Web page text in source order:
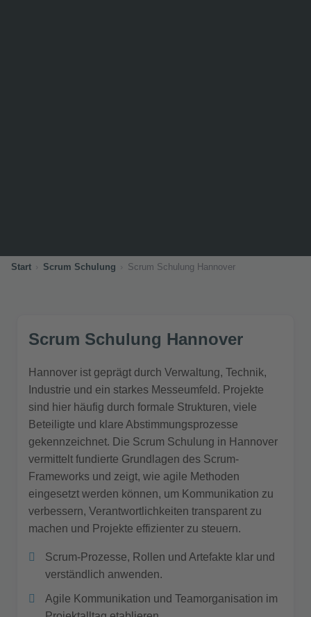
Start Scrum Schulung Scrum Schulung Hannover
Scrum Schulung Hannover
Hannover ist geprägt durch Verwaltung, Technik,
Industrie und ein starkes Messeumfeld. Projekte
sind hier häufig durch formale Strukturen, viele
Beteiligte und klare Abstimmungsprozesse
gekennzeichnet. Die Scrum Schulung in Hannover
vermittelt fundierte Grundlagen des Scrum-
Frameworks und zeigt, wie agile Methoden
eingesetzt werden können, um Kommunikation zu
verbessern, Verantwortlichkeiten transparent zu
machen und Projekte effizienter zu steuern.
Scrum-Prozesse, Rollen und Artefakte klar und
verständlich anwenden.
Agile Kommunikation und Teamorganisation im